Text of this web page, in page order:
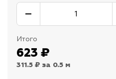
Итого
623 ₽
311.5 ₽ за 0.5 м